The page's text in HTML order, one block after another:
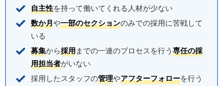
自主性を持って働いてくれる人材が少ない
数か月や一部のセクションのみでの採用に苦戦して
いる
募集から採用までの一連のプロセスを行う 専任の採
用担当者がいない
採用したスタッフの管理やアフターフォローを行う